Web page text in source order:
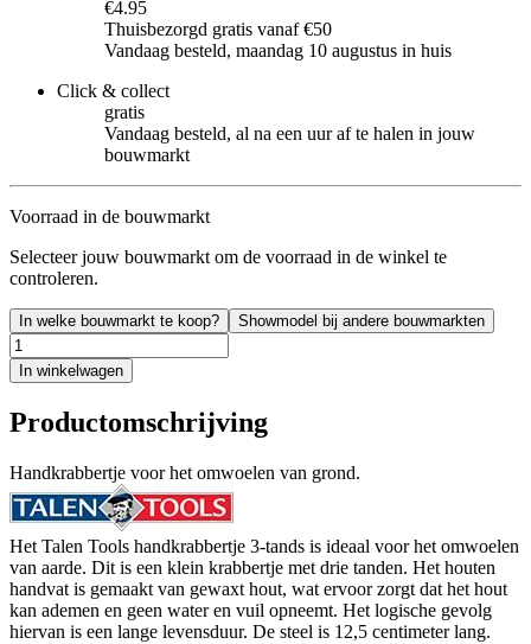
€4.95
Thuisbezorgd gratis vanaf €50
Vandaag besteld, maandag 10 augustus in huis
Click & collect
gratis
Vandaag besteld, al na een uur af te halen in jouw
bouwmarkt
Voorraad in de bouwmarkt
Selecteer jouw bouwmarkt om de voorraad in de winkel te
controleren.
In welke bouwmarkt te koop? Showmodel bij andere bouwmarkten
In winkelwagen
Productomschrijving
Handkrabbertje voor het omwoelen van grond.
Het Talen Tools handkrabbertje 3-tands is ideaal voor het omwoelen
van aarde. Dit is een klein krabbertje met drie tanden. Het houten
handvat is gemaakt van gewaxt hout, wat ervoor zorgt dat het hout
kan ademen en geen water en vuil opneemt. Het logische gevolg
hiervan is een lange levensduur. De steel is 12,5 centimeter lang.